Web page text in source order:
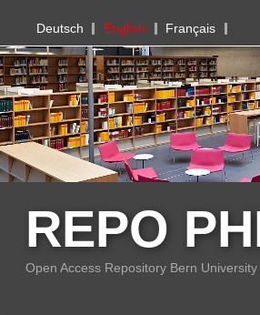
PHBern
Deutsch English Français
REPO
Open Access Repository Bern